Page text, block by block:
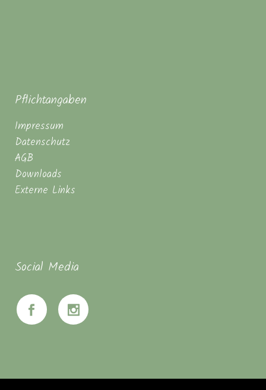
Pflichtangaben
Impressum
Datenschutz
AGB
Downloads
Externe Links
Social Media